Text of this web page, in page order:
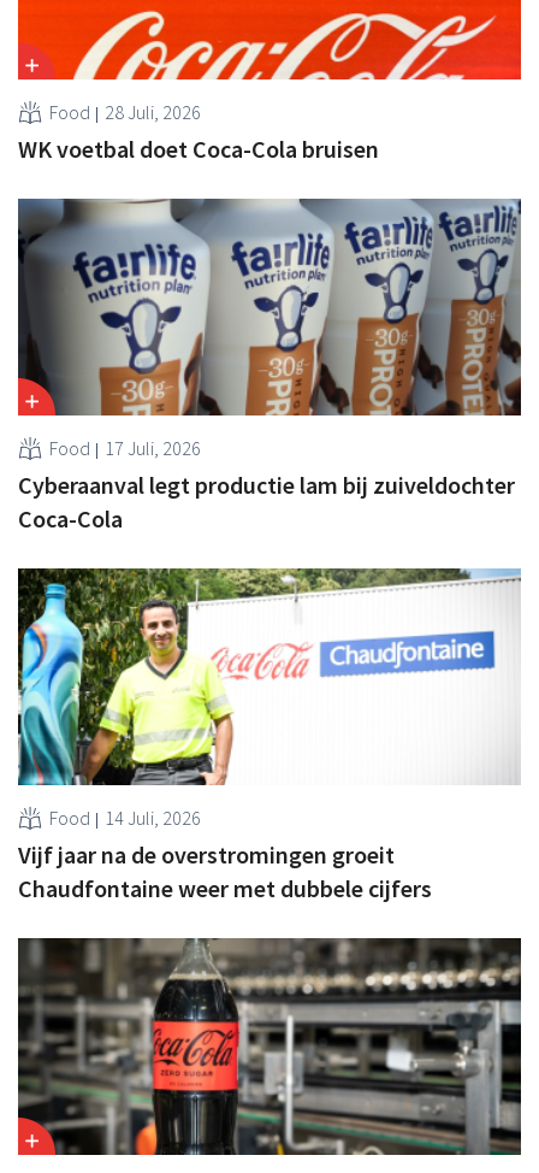
Food 28 Juli, 2026
WK voetbal doet Coca-Cola bruisen
Food 17 Juli, 2026
Cyberaanval legt productie lam bij zuiveldochter
Coca-Cola
Food 14 Juli, 2026
Vijf jaar na de overstromingen groeit
Chaudfontaine weer met dubbele cijfers